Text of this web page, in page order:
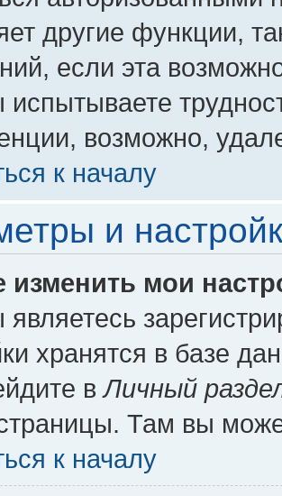
другие функции,
если эта
испытываете
возможно,
к началу
и
изменить мои
хранятся в базе
вЛичный
Там вы
к началу